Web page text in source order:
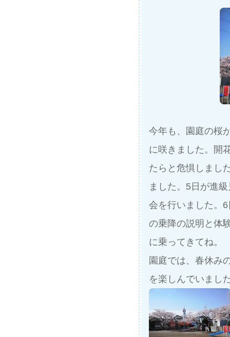
今年も、園庭の桜
に咲きました。開
たらと危惧しまし
ました。5日が進
会を行いました。
の乗降の説明と体
に乗ってきてね。
園庭では、春休み
を楽しんでいまし